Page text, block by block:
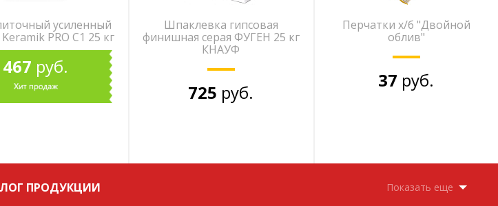
усиленный
PRO С1 25 кг
467 руб.
Шпаклевка гипсовая
финишная серая ФУГЕН 25 кг
КНАУФ
725 руб.
Перчатки х/б "Двойной
облив"
37 руб.
ПРОДУКЦИИ Показать еще